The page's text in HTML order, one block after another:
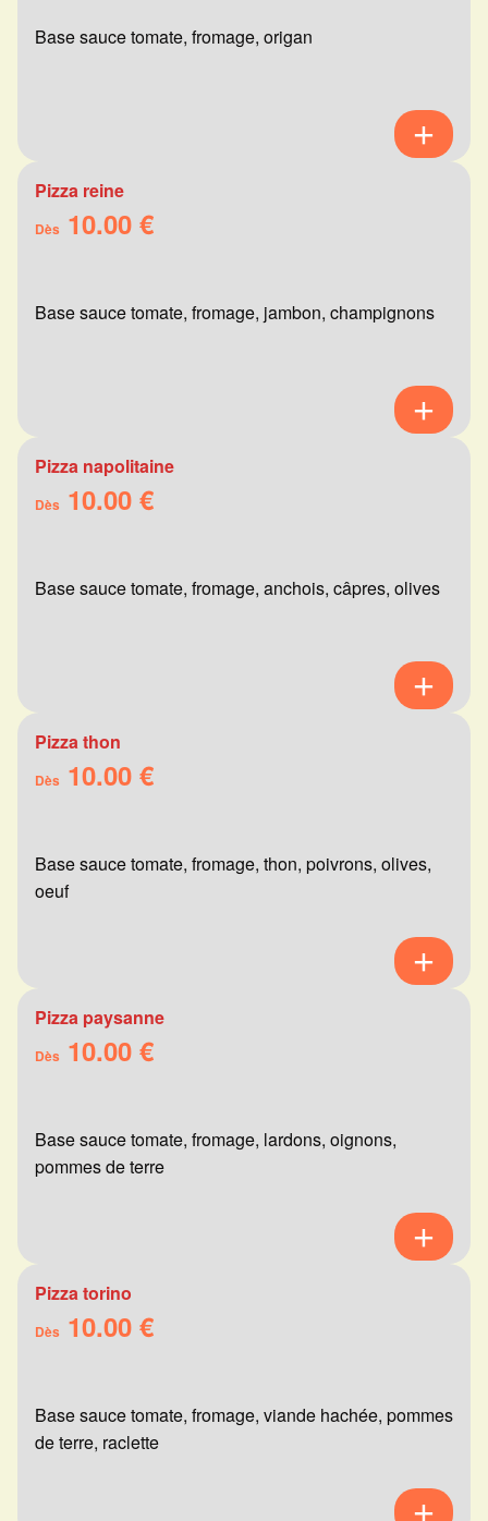
Base sauce tomate, fromage, origan
Pizza reine
Dès 10.00 €
Base sauce tomate, fromage, jambon, champignons
Pizza napolitaine
Dès 10.00 €
Base sauce tomate, fromage, anchois, câpres, olives
Pizza thon
Dès 10.00 €
Base sauce tomate, fromage, thon, poivrons, olives,
oeuf
Pizza paysanne
Dès 10.00 €
Base sauce tomate, fromage, lardons, oignons,
pommes de terre
Pizza torino
Dès 10.00 €
Base sauce tomate, fromage, viande hachée, pommes
de terre, raclette